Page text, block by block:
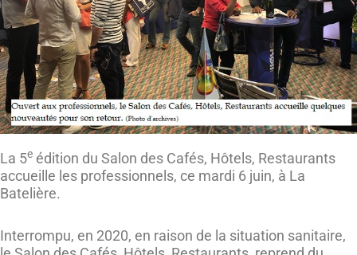
La 5e édition du Salon des Cafés, Hôtels, Restaurants
accueille les professionnels, ce mardi 6 juin, à La
Batelière.
Interrompu, en 2020, en raison de la situation sanitaire,